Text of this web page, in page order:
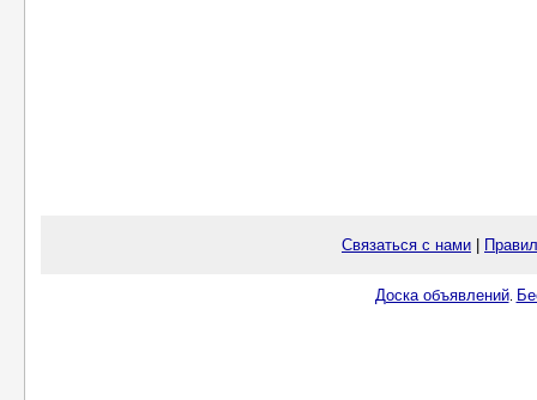
Связаться с нами
Доска объявлений.